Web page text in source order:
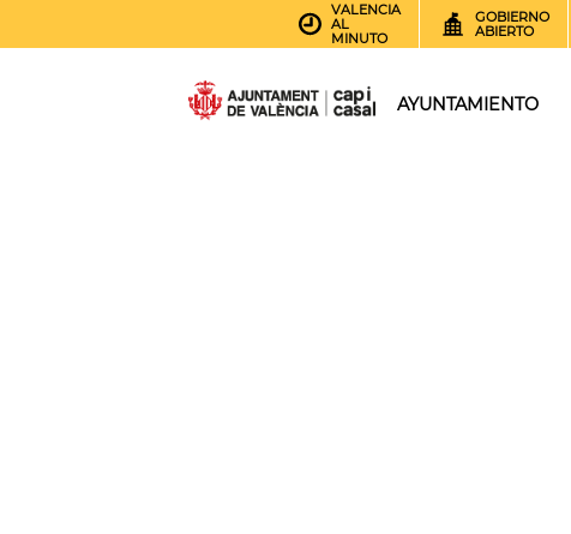
VALENCIA
AL
MINUTO
GOBIERNO
ABIERTO
AYUNTAMIENTO